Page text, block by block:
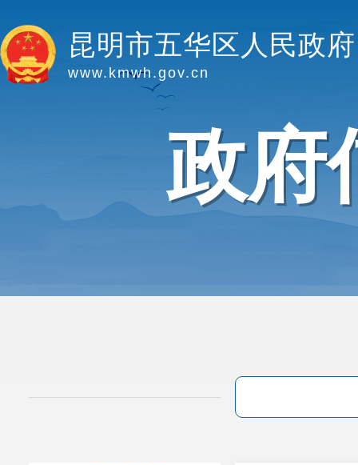
昆明市五华区人民政府
www.kmwh.gov.cn
政府